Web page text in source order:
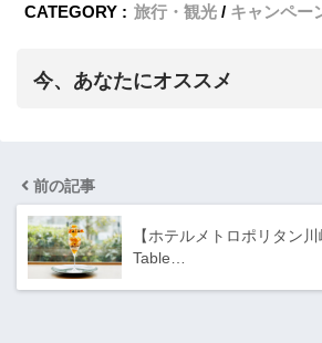
CATEGORY : 旅行・観光 キャンペー
今、あなたにオススメ
前の記事
【ホテルメトロポリタン
Table…